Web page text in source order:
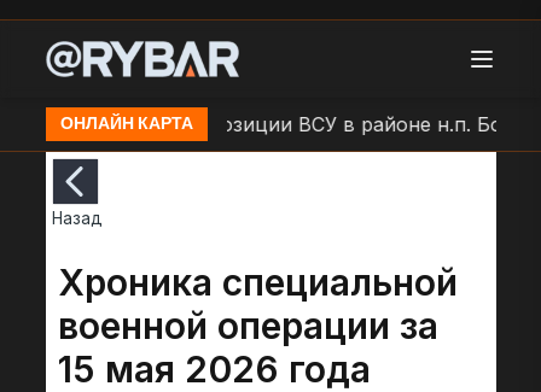
ОНЛАЙН КАРТА
Удар БЛА по позиции ВСУ в районе н.п. Большая
Назад
Хроника специальной
военной операции за
15 мая 2026 года